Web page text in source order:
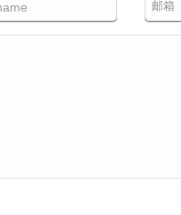
邮箱